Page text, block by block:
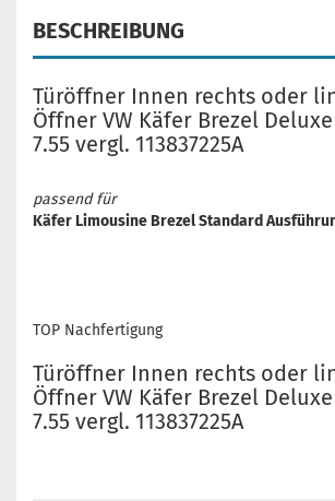
BESCHREIBUNG
Türöffner Innen rechts oder
Öffner VW Käfer Brezel Deluxe
7.55 vergl. 113837225A
passend für
Käfer Limousine Brezel Standard
TOP Nachfertigung
Türöffner Innen rechts oder
Öffner VW Käfer Brezel Deluxe
7.55 vergl. 113837225A